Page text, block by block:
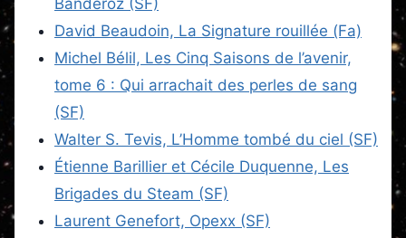
Banderõz (SF)
David Beaudoin, La Signature rouillée (Fa)
Michel Bélil, Les Cinq Saisons de l’avenir,
tome 6 : Qui arrachait des perles de sang
(SF)
Walter S. Tevis, L’Homme tombé du ciel (SF)
Étienne Barillier et Cécile Duquenne, Les
Brigades du Steam (SF)
Laurent Genefort, Opexx (SF)